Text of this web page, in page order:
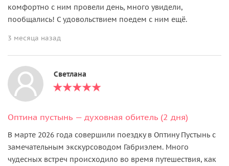
комфортно с ним провели день, много увидели,
пообщались! С удовольствием поедем с ним ещё.
3 месяца назад
Светлана
Оптина пустынь — духовная обитель (2 дня)
В марте 2026 года совершили поездку в Оптину Пустынь с
замечательным экскурсоводом Габриэлем. Много
чудесных встреч происходило во время путешествия, как